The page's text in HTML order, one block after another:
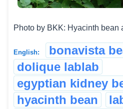
Photo by BKK: Hyacinth bean
English:
bonavista
dolique lablab
egyptian kidney
hyacinth bean